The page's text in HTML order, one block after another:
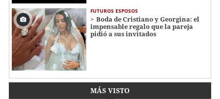
FUTUROS ESPOSOS
Boda de Cristiano y Georgina: el
impensable regalo que la pareja
pidió a sus invitados
MÁS VISTO